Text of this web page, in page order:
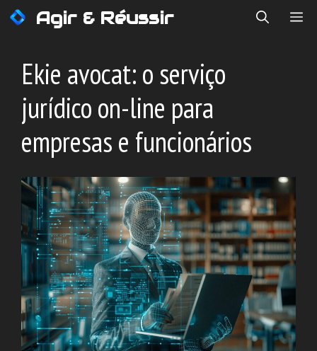
Saltar
para
conteúdo
Agir & Réussir
Ekie avocat: o serviço
jurídico on-line para
empresas e funcionários